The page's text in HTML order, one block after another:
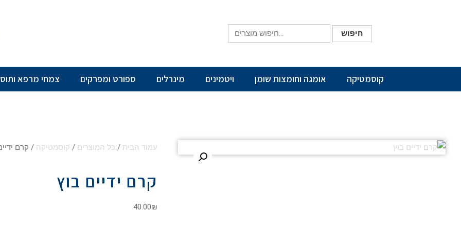
חיפוש
קוסמטיקה אומגה וחומצות שומן ויטמינים מינרלים ספורט ומפרקים צמחי מרפא
עמוד הבית / כל המוצרים / קוסמטיקה / קרם
קרם ידיים בוץ
40.00₪